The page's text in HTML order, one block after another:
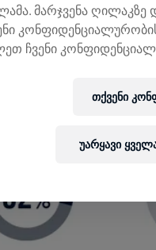
მარჯვენა ღილაკზე
ჩვენი
თქვენი
უარყავი